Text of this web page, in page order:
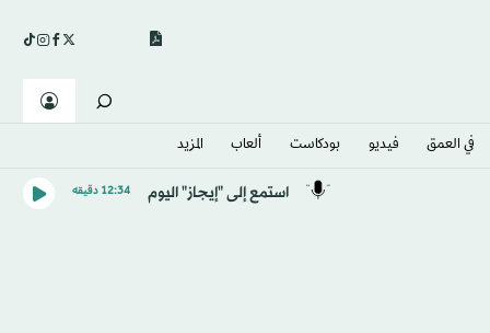
في العمق فيديو بودكاست ألعاب المزيد
استمع إلى "إيجاز" اليوم 12:34 دقيقه